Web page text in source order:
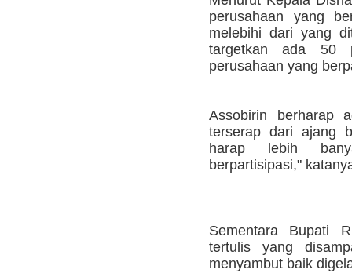
perusahaan yang
melebihi dari yang
targetkan ada 50
perusahaan yang
Assobirin berharap
terserap dari ajang
harap lebih
berpartisipasi,"
Sementara Bupati
tertulis yang
menyambut baik